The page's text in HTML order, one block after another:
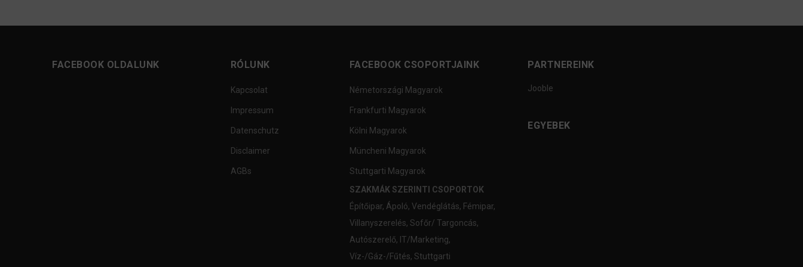
FACEBOOK OLDALUNK RÓLUNK
Kapcsolat
Impressum
Datenschutz
Disclaimer
AGBs
FACEBOOK CSOPORTJAINK
Németországi Magyarok
Frankfurti Magyarok
Kölni Magyarok
Müncheni Magyarok
Stuttgarti Magyarok
SZAKMÁK SZERINTI CSOPORTOK
Építőipar, Ápoló, Vendéglátás, Fémipar,
Villanyszerelés, Sofőr/ Targoncás,
Autószerelő, IT/Marketing,
Víz-/Gáz-/Fűtés, Stuttgarti
PARTNEREINK
Jooble
EGYEBEK